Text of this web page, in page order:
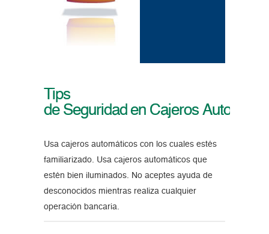
Tips
de Seguridad en Cajeros
Usa cajeros automáticos con los cuales estés
familiarizado. Usa cajeros automáticos que
estén bien iluminados. No aceptes ayuda de
desconocidos mientras realiza cualquier
operación bancaria.